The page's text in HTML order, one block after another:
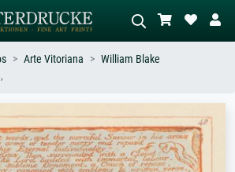
ou estilo –
nu.
Descreva a cena – ex: prado verde,
abstrato com muito vermelho, pintura
a óleo escura, nu em pé ao lado de
uma árvore.
Arte Vitoriana
William Blake